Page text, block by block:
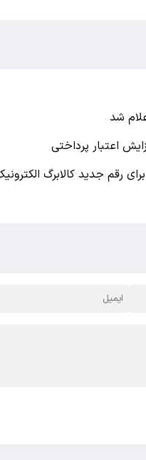
شد
اعتبار پرداختی
رقم جدید کالابرگ